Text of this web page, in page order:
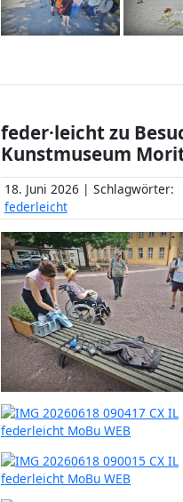
feder·leicht zu
Kunstmuseum
18. Juni 2026 | Schlagwörter:
federleicht